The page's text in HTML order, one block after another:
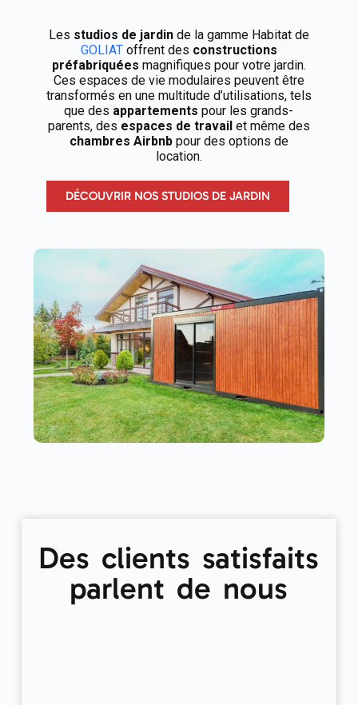
Les studios de jardinde la gamme Habitat de
GOLIAToffrent des constructions
préfabriquées magnifiques pour votre jardin.
Ces espaces de vie modulaires peuvent être
transformés en une multitude d’utilisations, tels
que des appartements pour les grands-
parents, des espaces de travail et même des
chambres Airbnbpour des options de
location.
DÉCOUVRIR NOS STUDIOS DE JARDIN
Des clients satisfaits
parlent de nous